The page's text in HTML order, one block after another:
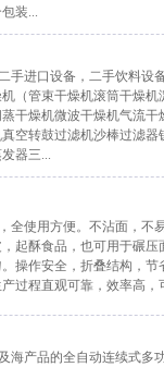
装...
手进口设备，二手饮料设
（管束干燥机滚筒干燥
干燥机微波干燥机气流干
空转鼓过滤机沙棒过滤
器三...
全使用方便。不沾面，不
起酥食品，也可用于碾压
操作安全，折叠结构，
过程直观可靠，效率高，
海产品的全自动连续式多